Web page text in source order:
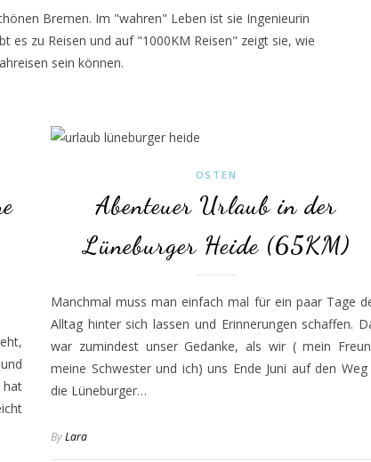
Bremen. Im "wahren" Leben ist sie Ingenieurin
es zu Reisen und auf "1000KM Reisen" zeigt sie, wie
sein können.
hat
OSTEN
Abenteuer Urlaub in der
Lüneburger Heide (65KM)
Manchmal muss man einfach mal für ein paar Tage
Alltag hinter sich lassen und Erinnerungen schaffen.
war zumindest unser Gedanke, als wir ( mein
meine Schwester und ich) uns Ende Juni auf den Weg
die Lüneburger…
ByLara